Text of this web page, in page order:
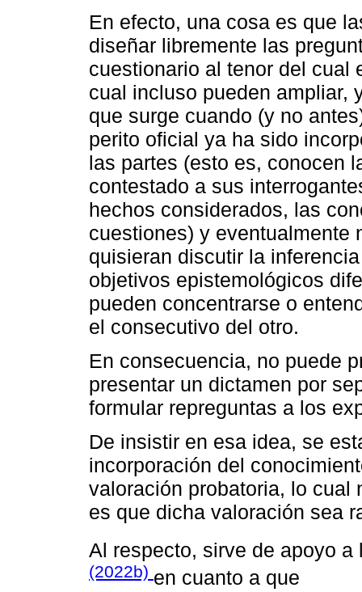
En efecto, una cosa es que
diseñar libremente las
cuestionario al tenor del cual
cual incluso pueden ampliar,
que surge cuando (y no
perito oficial ya ha sido
las partes (esto es, conocen
contestado a sus
hechos considerados, las
cuestiones) y eventualmente
quisieran discutir la
objetivos epistemológicos
pueden concentrarse o
el consecutivo del otro.
En consecuencia, no puede
presentar un dictamen por
formular repreguntas a los
De insistir en esa idea, se
incorporación del
valoración probatoria, lo cual
es que dicha valoración sea
Al respecto, sirve de apoyo
(2022b) en cuanto a que